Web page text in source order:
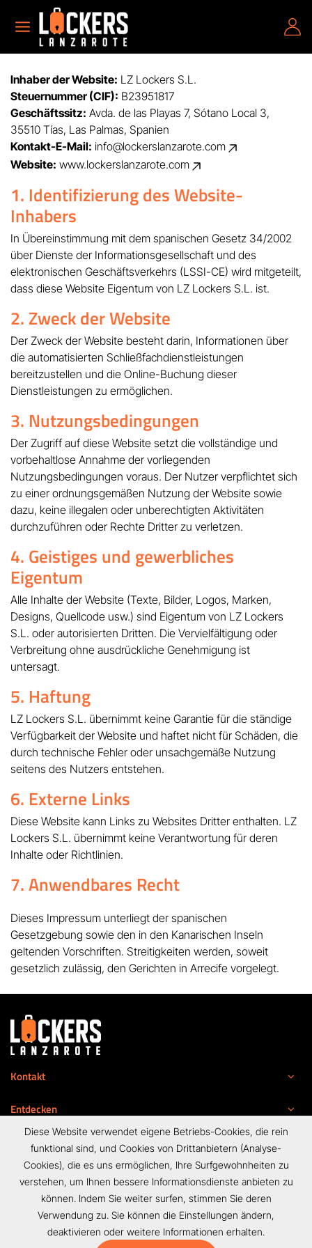
Inhaber der Website: LZ Lockers S.L.
Steuernummer (CIF): B23951817
Geschäftssitz: Avda. de las Playas 7, Sótano Local 3,
35510 Tías, Las Palmas, Spanien
Kontakt-E-Mail: info@lockerslanzarote.com
Website: www.lockerslanzarote.com
1. Identifizierung des Website-
Inhabers
In Übereinstimmung mit dem spanischen Gesetz 34/2002
über Dienste der Informationsgesellschaft und des
elektronischen Geschäftsverkehrs (LSSI-CE) wird mitgeteilt,
dass diese Website Eigentum von LZ Lockers S.L. ist.
2. Zweck der Website
Der Zweck der Website besteht darin, Informationen über
die automatisierten Schließfachdienstleistungen
bereitzustellen und die Online-Buchung dieser
Dienstleistungen zu ermöglichen.
3. Nutzungsbedingungen
Der Zugriff auf diese Website setzt die vollständige und
vorbehaltlose Annahme der vorliegenden
Nutzungsbedingungen voraus. Der Nutzer verpflichtet sich
zu einer ordnungsgemäßen Nutzung der Website sowie
dazu, keine illegalen oder unberechtigten Aktivitäten
durchzuführen oder Rechte Dritter zu verletzen.
4. Geistiges und gewerbliches
Eigentum
Alle Inhalte der Website (Texte, Bilder, Logos, Marken,
Designs, Quellcode usw.) sind Eigentum von LZ Lockers
S.L. oder autorisierten Dritten. Die Vervielfältigung oder
Verbreitung ohne ausdrückliche Genehmigung ist
untersagt.
5. Haftung
LZ Lockers S.L. übernimmt keine Garantie für die ständige
Verfügbarkeit der Website und haftet nicht für Schäden, die
durch technische Fehler oder unsachgemäße Nutzung
seitens des Nutzers entstehen.
6. Externe Links
Diese Website kann Links zu Websites Dritter enthalten. LZ
Lockers S.L. übernimmt keine Verantwortung für deren
Inhalte oder Richtlinien.
7. Anwendbares Recht
Dieses Impressum unterliegt der spanischen
Gesetzgebung sowie den in den Kanarischen Inseln
geltenden Vorschriften. Streitigkeiten werden, soweit
gesetzlich zulässig, den Gerichten in Arrecife vorgelegt.
Kontakt
Entdecken
Legal
Copyright 2026 Lockers Lanzarote
Diese Website verwendet eigene Betriebs-Cookies, die rein
funktional sind, und Cookies von Drittanbietern (Analyse-
Cookies), die es uns ermöglichen, Ihre Surfgewohnheiten zu
verstehen, um Ihnen bessere Informationsdienste anbieten zu
können. Indem Sie weiter surfen, stimmen Sie deren
Verwendung zu. Sie können die Einstellungen ändern,
deaktivieren oder weitere Informationen erhalten.